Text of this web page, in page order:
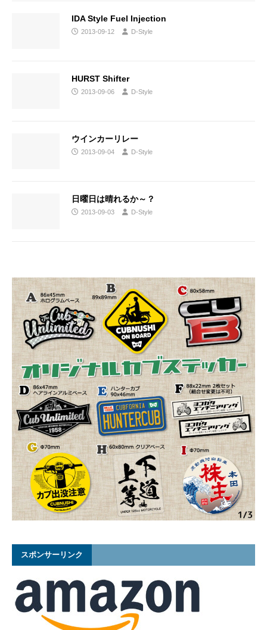
IDA Style Fuel Injection
2013-09-12 D-Style
HURST Shifter
2013-09-06 D-Style
ウインカーリレー
2013-09-04 D-Style
日曜日は晴れるか～？
2013-09-03 D-Style
スポンサーリンク